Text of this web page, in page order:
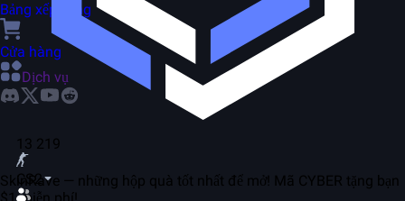
13 219
CS2
Bảng xếp hạng
Cửa hàng
Dịch vụ
SkinRave — những hộp quà tốt nhất để mở! Mã CYBER tặng bạn